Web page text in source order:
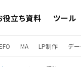
役立ち資料 ツール
MA LP制作 デ